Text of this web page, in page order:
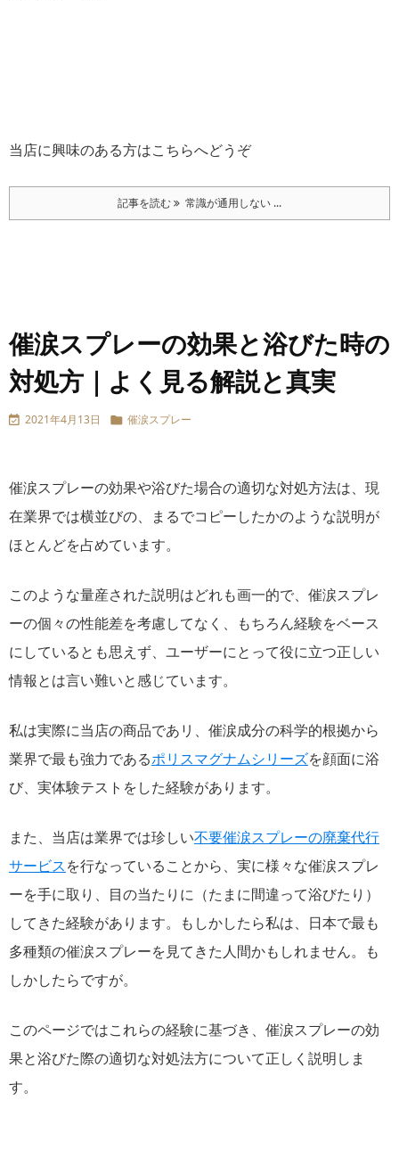
当店に興味のある方はこちらへどうぞ
記事を読む 常識が通用しない ...
催涙スプレーの効果と浴びた時の
対処方｜よく見る解説と真実
 2021年4月13日  催涙スプレー
催涙スプレーの効果や浴びた場合の適切な対処方法は、現
在業界では横並びの、まるでコピーしたかのような説明が
ほとんどを占めています。
このような量産された説明はどれも画一的で、催涙スプレ
ーの個々の性能差を考慮してなく、もちろん経験をベース
にしているとも思えず、ユーザーにとって役に立つ正しい
情報とは言い難いと感じています。
私は実際に当店の商品であリ、催涙成分の科学的根拠から
業界で最も強力であるポリスマグナムシリーズを顔面に浴
び、実体験テストをした経験があります。
また、当店は業界では珍しい不要催涙スプレーの廃棄代行
サービスを行なっていることから、実に様々な催涙スプレ
ーを手に取り、目の当たりに（たまに間違って浴びたり）
してきた経験があります。もしかしたら私は、日本で最も
多種類の催涙スプレーを見てきた人間かもしれません。も
しかしたらですが。
このページではこれらの経験に基づき、催涙スプレーの効
果と浴びた際の適切な対処法方について正しく説明しま
す。